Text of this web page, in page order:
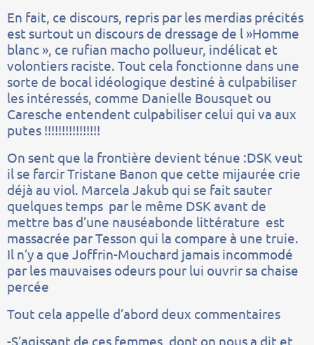
En fait, ce discours, repris par les merdias précités
est surtout un discours de dressage de l »Homme
blanc », ce rufian macho pollueur, indélicat et
volontiers raciste. Tout cela fonctionne dans une
sorte de bocal idéologique destiné à culpabiliser
les intéressés, comme Danielle Bousquet ou
Caresche entendent culpabiliser celui qui va aux
putes !!!!!!!!!!!!!!!!
On sent que la frontière devient ténue :DSK veut
il se farcir Tristane Banon que cette mijaurée crie
déjà au viol. Marcela Jakub qui se fait sauter
quelques temps par le même DSK avant de
mettre bas d’une nauséabonde littérature est
massacrée par Tesson qui la compare à une truie.
Il n’y a que Joffrin-Mouchard jamais incommodé
par les mauvaises odeurs pour lui ouvrir sa chaise
percée
Tout cela appelle d’abord deux commentaires
-S’agissant de ces femmes, dont on nous a dit et